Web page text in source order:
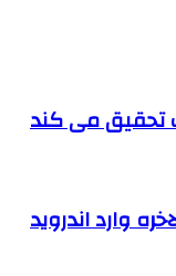
تحقیق می کند
وارد اندروید